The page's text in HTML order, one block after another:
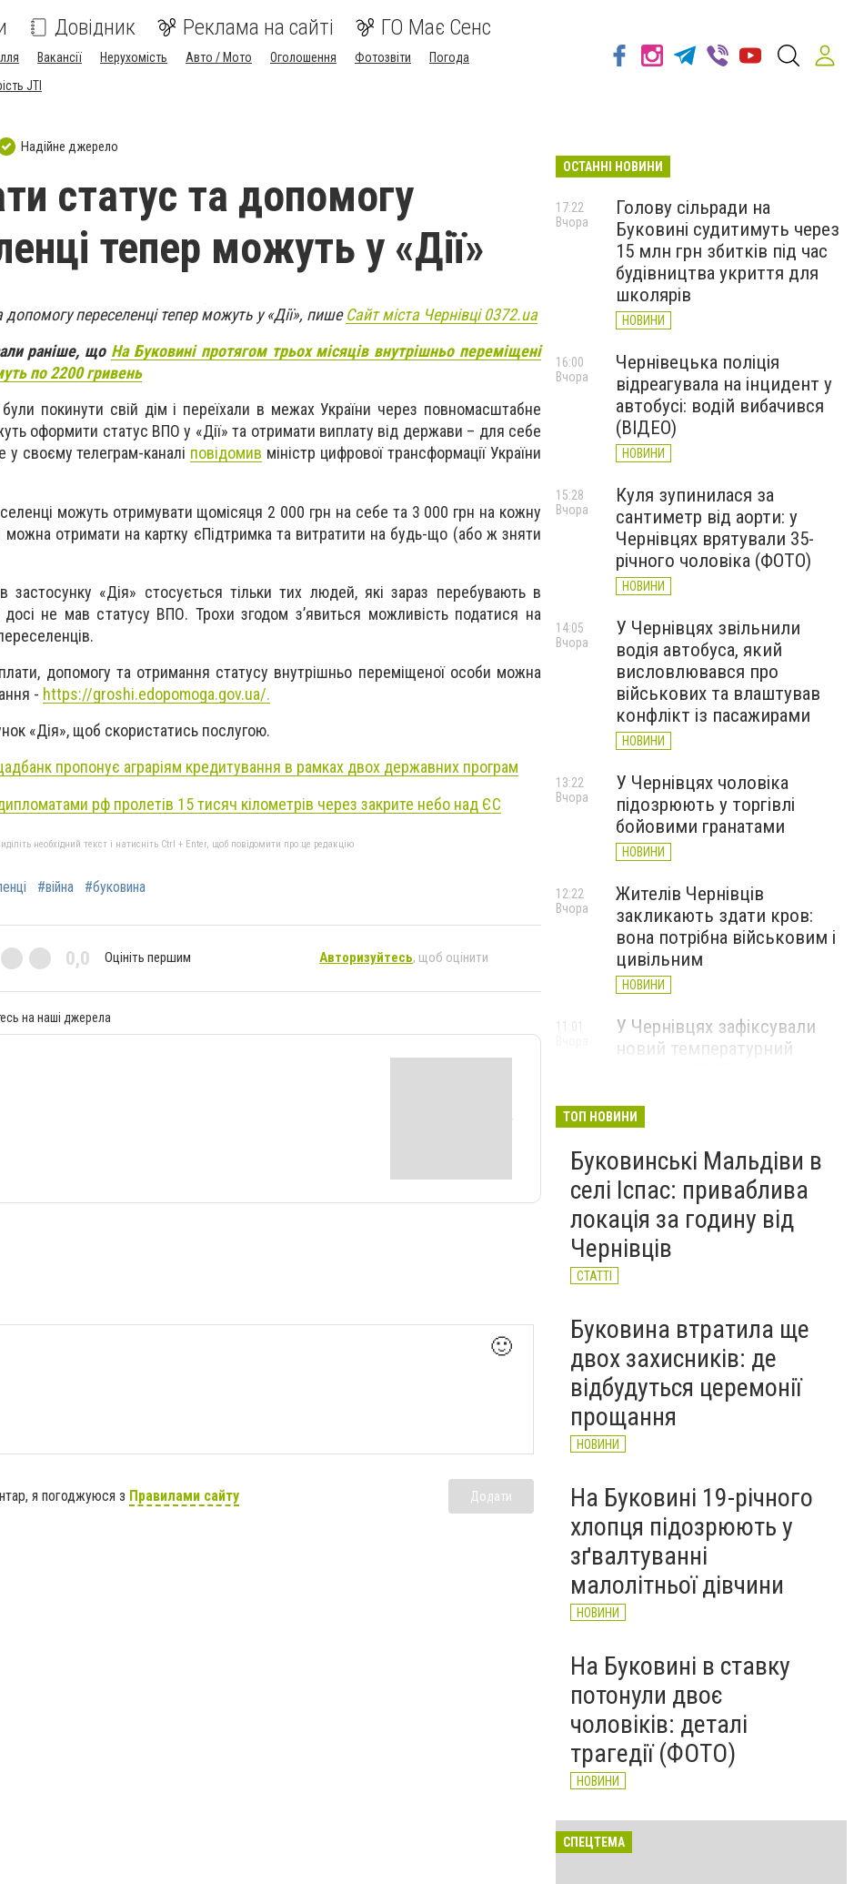
Довідник Реклама на сайті ГО Має Сенс
Вакансії Нерухомість Авто / Мото Оголошення Фотозвіти
Погода
JTI
Надійне джерело
статус та допомогу
тепер можуть у «Дії»
переселенці тепер можуть у «Дії», пишеСайт міста Чернівці 0372.ua
раніше, що На Буковині протягом трьох місяців внутрішньо переміщені
по 2200 гривень
покинути свій дім і переїхали в межах України через повномасштабне
оформити статус ВПО у «Дії» та отримати виплату від держави – для себе
у своєму телеграм-каналі повідомив міністр цифрової трансформації України
можуть отримувати щомісяця 2 000 грн на себе та 3 000 грн на кожну
можна отримати на картку єПідтримка та витратити на будь-що (або ж зняти
застосунку «Дія» стосується тільки тих людей, які зараз перебувають в
досі не мав статусу ВПО. Трохи згодом зʼявиться можливість податися на
допомогу та отримання статусу внутрішньо переміщеної особи можна
- https://groshi.edopomoga.gov.ua/.
«Дія», щоб скористатись послугою.
пропонує аграріям кредитування в рамках двох державних програм
рф пролетів 15 тисяч кілометрів через закрите небо над ЄС
необхідний текст і натисніть Ctrl + Enter, щоб повідомити про це редакцію
#війна #буковина
0,0 Оцініть першим Авторизуйтесь, щоб оцінити
на наші джерела
🙂
я погоджуюся з Правилами сайту Додати
ОСТАННІ НОВИНИ
Голову сільради на
Буковині судитимуть через
15 млн грн збитків під час
будівництва укриття для
школярів
НОВИНИ
17:22
Вчора
Чернівецька поліція
відреагувала на інцидент у
автобусі: водій вибачився
(ВІДЕО)
НОВИНИ
16:00
Вчора
Куля зупинилася за
сантиметр від аорти: у
Чернівцях врятували 35-
річного чоловіка (ФОТО)
НОВИНИ
15:28
Вчора
У Чернівцях звільнили
водія автобуса, який
висловлювався про
військових та влаштував
конфлікт із пасажирами
НОВИНИ
14:05
Вчора
У Чернівцях чоловіка
підозрюють у торгівлі
бойовими гранатами
НОВИНИ
13:22
Вчора
Жителів Чернівців
закликають здати кров:
вона потрібна військовим і
цивільним
НОВИНИ
12:22
Вчора
У Чернівцях зафіксували
новий температурний
11:01
області обмежили рух
великовагового транспорту
НОВИНИ
Вчора
ТОП НОВИНИ
Буковинські Мальдіви в
селі Іспас: приваблива
локація за годину від
Чернівців
СТАТТІ
Буковина втратила ще
двох захисників: де
відбудуться церемонії
прощання
НОВИНИ
На Буковині 19-річного
хлопця підозрюють у
зґвалтуванні
малолітньої дівчини
НОВИНИ
На Буковині в ставку
потонули двоє
чоловіків: деталі
трагедії (ФОТО)
НОВИНИ
СПЕЦТЕМА